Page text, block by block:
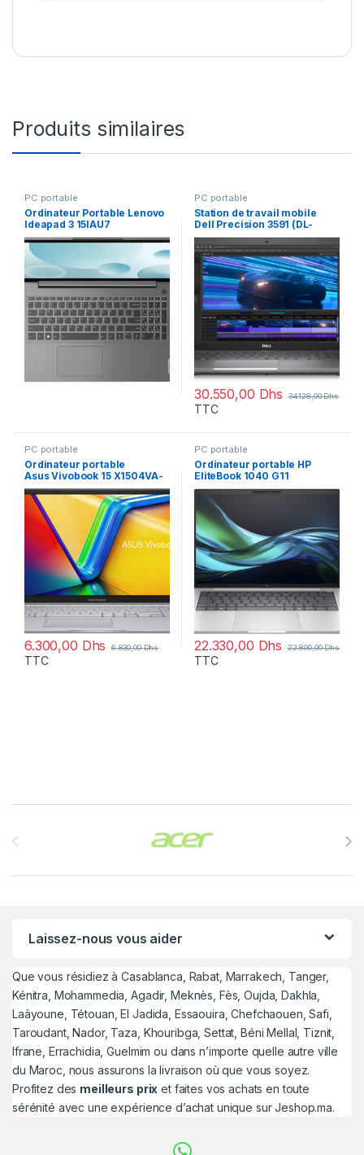
Produits similaires
PC portable
Ordinateur Portable Lenovo
Ideapad 3 15IAU7
(82RK00LRFE)
PC portable
Station de travail mobile
Dell Precision 3591 (DL-
PR3591-RTX6GB)
30.550,00 Dhs 34.128,00Dhs
TTC
PC portable
Ordinateur portable
Asus Vivobook 15 X1504VA-
NJ814W
6.300,00 Dhs 6.830,00Dhs
TTC
PC portable
Ordinateur portable HP
EliteBook 1040 G11
(A36Z4ET)
22.330,00 Dhs 22.800,00Dhs
TTC
Laissez-nous vous aider
Que vous résidiez à Casablanca, Rabat, Marrakech, Tanger,
Kénitra, Mohammedia, Agadir, Meknès, Fès, Oujda, Dakhla,
Laâyoune, Tétouan, El Jadida, Essaouira, Chefchaouen, Safi,
Taroudant, Nador, Taza, Khouribga, Settat, Béni Mellal, Tiznit,
Ifrane, Errachidia, Guelmim ou dans n’importe quelle autre ville
du Maroc, nous assurons la livraison où que vous soyez.
Profitez des meilleurs prix et faites vos achats en toute
sérénité avec une expérience d’achat unique sur Jeshop.ma.